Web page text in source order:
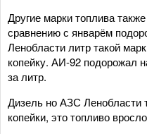
Другие марки топлива
сравнению с январём
Ленобласти литр такой
копейку. АИ-92 подорожал
за литр.
Дизель но АЗС Ленобласти
копейки, это топливо